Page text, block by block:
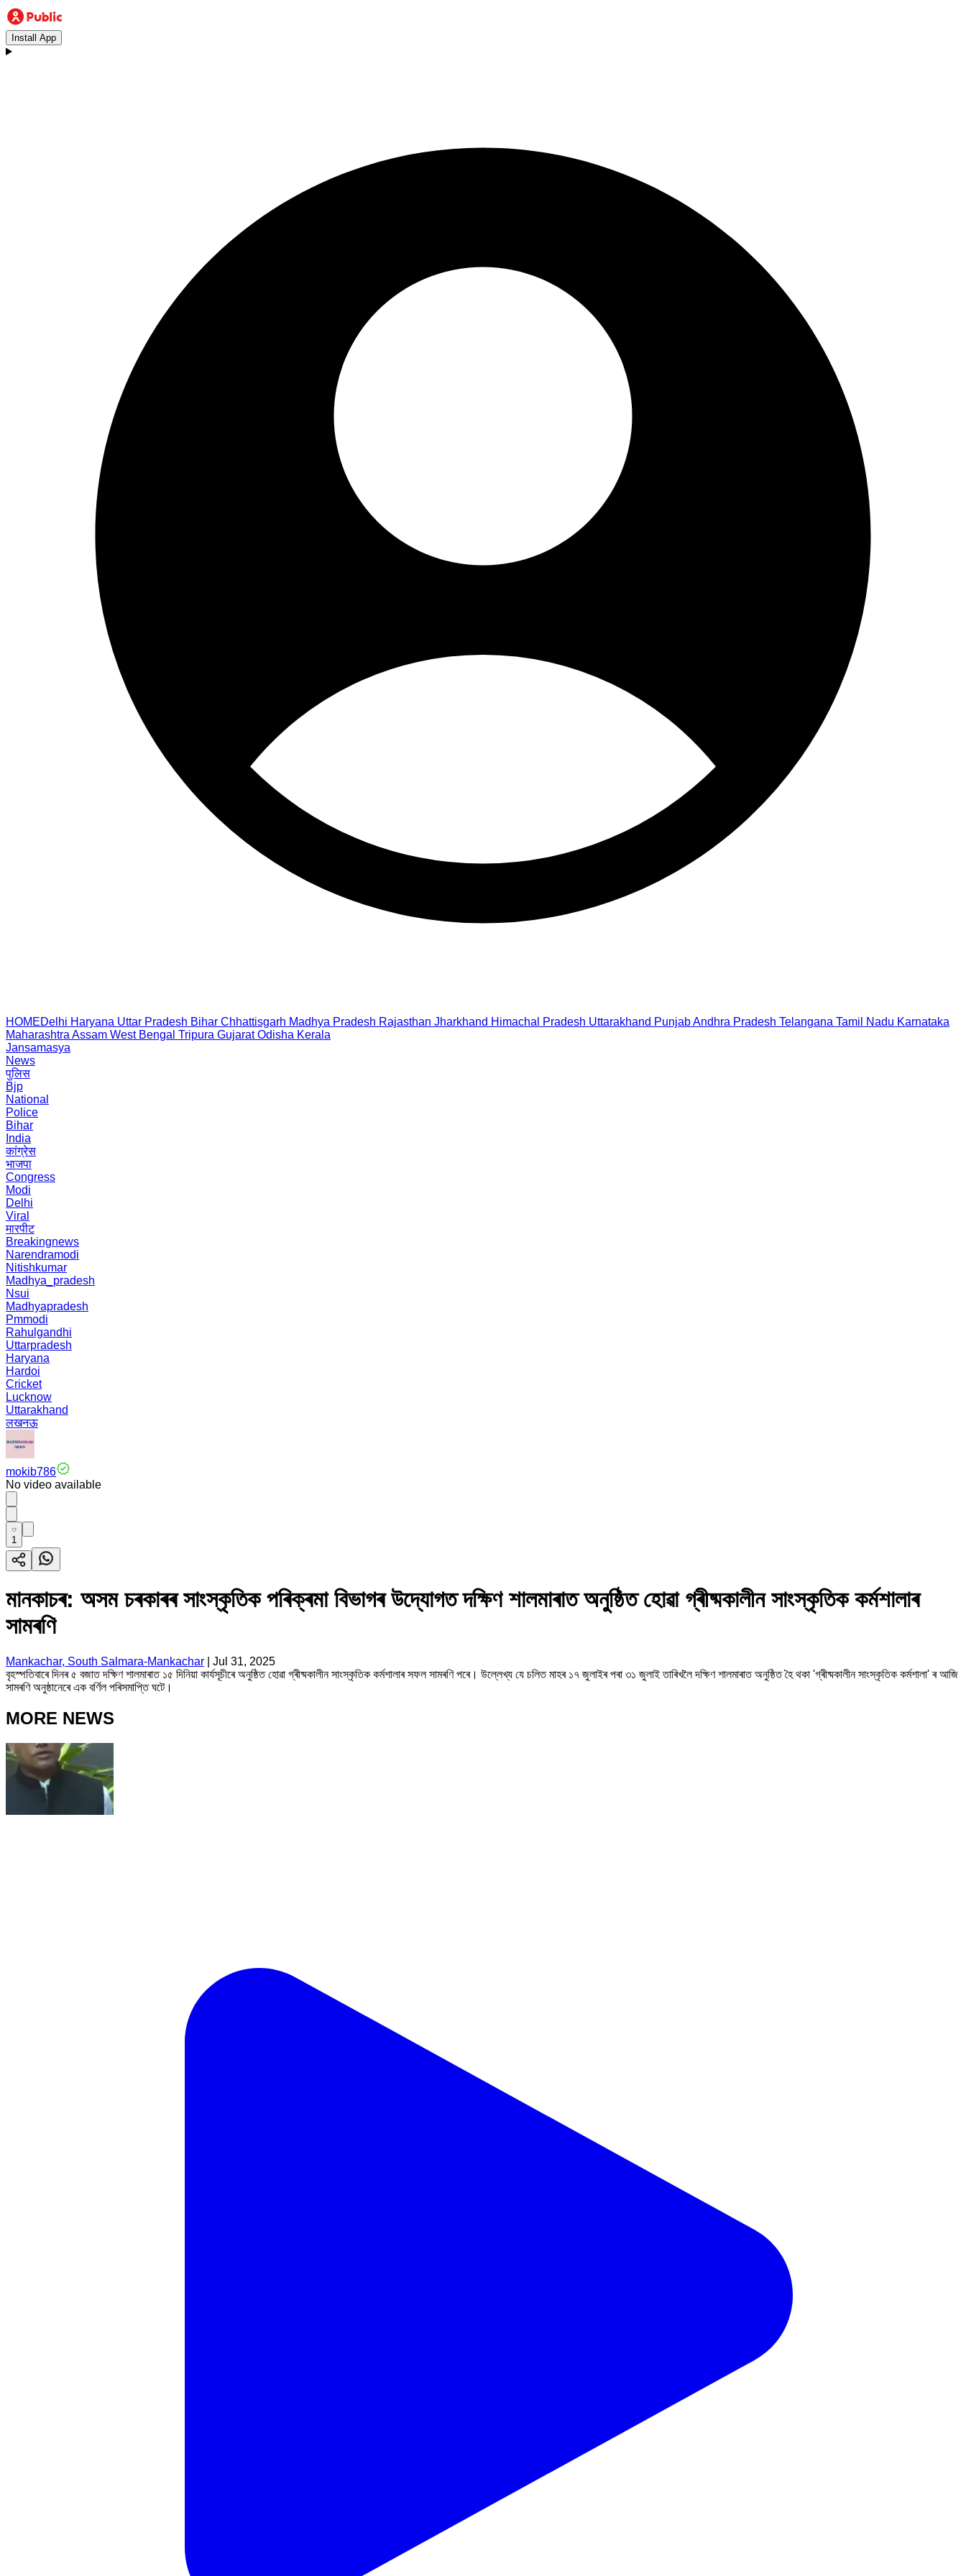
Install App
HOMEDelhi Haryana Uttar Pradesh Bihar Chhattisgarh Madhya Pradesh Rajasthan Jharkhand Himachal Pradesh Uttarakhand PunjabAndhra Pradesh Telangana Tamil Nadu Karnataka
Maharashtra Assam West Bengal Tripura Gujarat Odisha Kerala
Jansamasya
News
पुलिस
Bjp
National
Police
Bihar
India
कांग्रेस
भाजपा
Congress
Modi
Delhi
Viral
मारपीट
Breakingnews
Narendramodi
Nitishkumar
Madhya_pradesh
Nsui
Madhyapradesh
Pmmodi
Rahulgandhi
Uttarpradesh
Haryana
Hardoi
Cricket
Lucknow
Uttarakhand
लखनऊ
mokib786
No video available
1
মানকাচৰ: অসম চৰকাৰৰ সাংস্কৃতিক পৰিক্ৰমা বিভাগৰ উদ্যোগত দক্ষিণ শালমাৰাত অনুষ্ঠিত হোৱা গ্ৰীষ্মকালীন সাংস্কৃতিক কৰ্মশালাৰ
সামৰণি
Mankachar, South Salmara-Mankachar
Jul 31, 2025
বৃহস্পতিবাৰে দিনৰ ৫ বজাত দক্ষিণ শালমাৰাত ১৫ দিনিয়া কাৰ্যসূচীৰে অনুষ্ঠিত হোৱা গ্ৰীষ্মকালীন সাংস্কৃতিক কৰ্মশালাৰ সফল সামৰণি পৰে। উল্লেখ্য যে চলিত মাহৰ ১৭ জুলাইৰ পৰা ৩১ জুলাই তাৰিখলৈ দক্ষিণ শালমাৰাত অনুষ্ঠিত হৈ থকা 'গ্ৰীষ্মকালীন সাংস্কৃতিক কৰ্মশালা' ৰ আজি
সামৰণি অনুষ্ঠানেৰে এক বৰ্ণিল পৰিসমাপ্তি ঘটে।
MORE NEWS